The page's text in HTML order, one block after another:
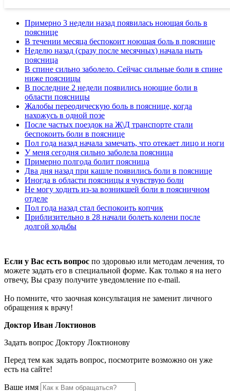
Примерно 3 недели назад появилась ноющая боль в
пояснице
В течении месяца беспокоит ноющая боль в пояснице
Неделю назад (сразу после месячных) начала ныть
поясница
В спине сильно заболело. Сейчас сильные боли в спине
ниже поясницы
В последние 2 недели появились ноющие боли в
области поясницы
Жалобы переодическую боль в пояснице, когда
нахожусь в одной позе
После частых поездок на Ж\Д транспорте стали
беспокоить боли в пояснице
Пол года назад начала замечать, что отекает лицо и ноги
У меня сегодня сильно заболела поясница
Примерно полгода болит поясница
Два дня назад при кашле появились боли в пояснице
Иногда в области поясницы я чувствую боли
Не могу ходить из-за возникшей боли в поясничном
отделе
Пол года назад стал беспокоить копчик
Приблизительно в 28 начали болеть колени после
долгой ходьбы
Если у Вас есть вопрос по здоровью или методам лечения, то
можете задать его в специальной форме. Как только я на него
отвечу, Вы сразу получите уведомление по e-mail.
Но помните, что заочная консультация не заменит личного
обращения к врачу!
Доктор Иван Локтионов
Задать вопрос Доктору Локтионову
Перед тем как задать вопрос, посмотрите возможно он уже
есть на сайте!
Ваше имя